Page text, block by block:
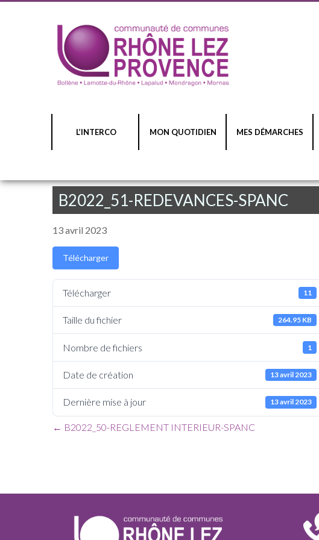
L’INTERCO MON QUOTIDIEN MES DÉMARCHES
B2022_51-REDEVANCES-SPANC
13 avril 2023
Télécharger
Télécharger 11
Taille du fichier 264.95 KB
Nombre de fichiers 1
Date de création 13 avril 2023
Dernière mise à jour 13 avril 2023
← B2022_50-REGLEMENT INTERIEUR-SPANC